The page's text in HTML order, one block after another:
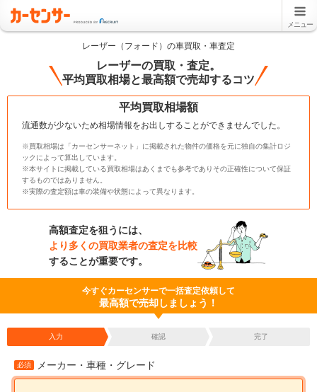
メニュー
レーザー（フォード）の車買取・車査定
レーザーの買取・査定。
平均買取相場と最高額で売却するコツ
平均買取相場額
流通数が少ないため相場情報をお出しすることができませんでした。
※買取相場は「カーセンサーネット」に掲載された物件の価格を元に独自の集計ロジ
ックによって算出しています。
※本サイトに掲載している買取相場はあくまでも参考でありその正確性について保証
するものではありません。
※実際の査定額は車の装備や状態によって異なります。
高額査定を狙うには、
より多くの買取業者の査定を比較
することが重要です。
今すぐカーセンサーで一括査定依頼して
最高額で売却しましょう！
入力 確認 完了
必須 メーカー・車種・グレード